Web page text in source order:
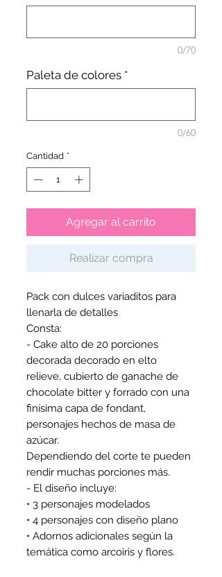
0/70
Paleta de colores *
0/60
Cantidad *
Agregar al carrito
Realizar compra
Pack con dulces variaditos para
llenarla de detalles
Consta:
- Cake alto de 20 porciones
decorada decorado en elto
relieve, cubierto de ganache de
chocolate bitter y forrado con una
finísima capa de fondant,
personajes hechos de masa de
azúcar.
Dependiendo del corte te pueden
rendir muchas porciones más.
- El diseño incluye:
• 3 personajes modelados
• 4 personajes con diseño plano
• Adornos adicionales según la
temática como arcoiris y flores.